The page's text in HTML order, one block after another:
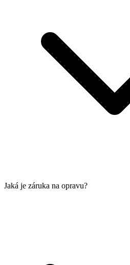
Jaká je záruka na opravu?